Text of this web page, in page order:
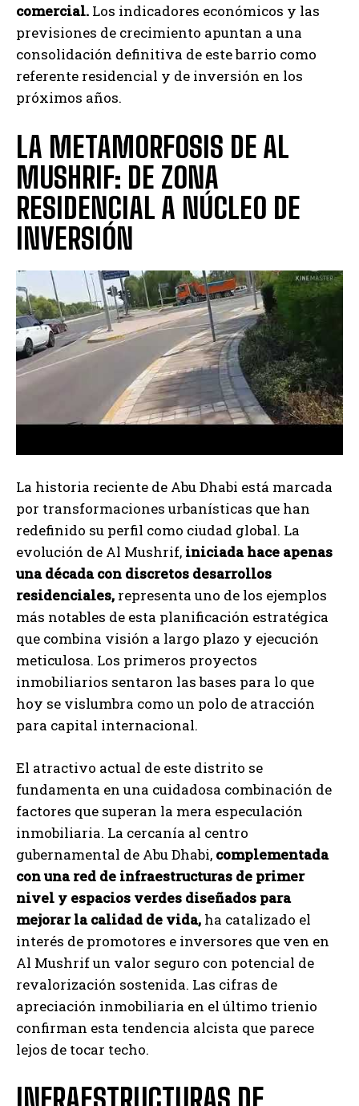
comercial. Los indicadores económicos y las
previsiones de crecimiento apuntan a una
consolidación definitiva de este barrio como
referente residencial y de inversión en los
próximos años.
LA METAMORFOSIS DE AL
MUSHRIF: DE ZONA
RESIDENCIAL A NÚCLEO DE
INVERSIÓN
La historia reciente de Abu Dhabi está marcada
por transformaciones urbanísticas que han
redefinido su perfil como ciudad global. La
evolución de Al Mushrif, iniciada hace apenas
una década con discretos desarrollos
residenciales, representa uno de los ejemplos
más notables de esta planificación estratégica
que combina visión a largo plazo y ejecución
meticulosa. Los primeros proyectos
inmobiliarios sentaron las bases para lo que
hoy se vislumbra como un polo de atracción
para capital internacional.
El atractivo actual de este distrito se
fundamenta en una cuidadosa combinación de
factores que superan la mera especulación
inmobiliaria. La cercanía al centro
gubernamental de Abu Dhabi, complementada
con una red de infraestructuras de primer
nivel y espacios verdes diseñados para
mejorar la calidad de vida, ha catalizado el
interés de promotores e inversores que ven en
Al Mushrif un valor seguro con potencial de
revalorización sostenida. Las cifras de
apreciación inmobiliaria en el último trienio
confirman esta tendencia alcista que parece
lejos de tocar techo.
INFRAESTRUCTURAS DE